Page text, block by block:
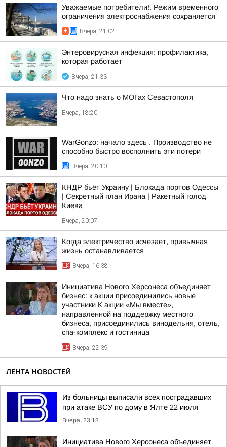
Уважаемые потребители!. Режим временного
ограничения электроснабжения сохраняется
Вчера, 21:02
Энтеровирусная инфекция: профилактика,
которая работает
Вчера, 21:33
Что надо знать о МОГах Севастополя
Вчера, 18:20
WarGonzo: начало здесь . Производство не
способно быстро восполнить эти потери
Вчера, 20:10
КНДР бьёт Украину | Блокада портов Одессы
| Секретный план Ирана | Ракетный голод
Киева
Вчера, 20:07
Когда электричество исчезает, привычная
жизнь останавливается
Вчера, 16:38
Инициатива Нового Херсонеса объединяет
бизнес: к акции присоединились новые
участники К акции «Мы вместе»,
направленной на поддержку местного
бизнеса, присоединились винодельня, отель,
спа-комплекс и гостиница
Вчера, 22:39
ЛЕНТА НОВОСТЕЙ
Из больницы выписали всех пострадавших
при атаке ВСУ по дому в Ялте 22 июля
Вчера, 23:18
Инициатива Нового Херсонеса объединяет